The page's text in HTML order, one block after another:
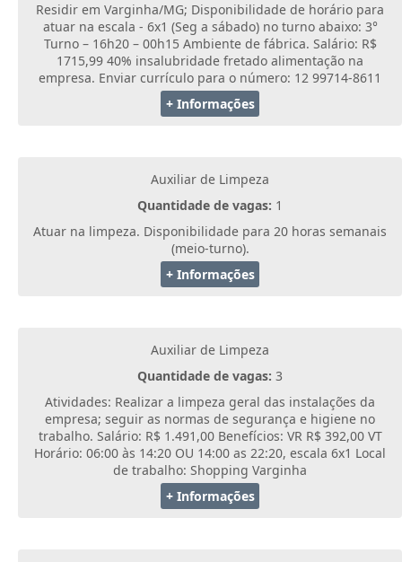
Residir em Varginha/MG; Disponibilidade de horário para
atuar na escala - 6x1 (Seg a sábado) no turno abaixo: 3°
Turno – 16h20 – 00h15 Ambiente de fábrica. Salário: R$
1715,99 40% insalubridade fretado alimentação na
empresa. Enviar currículo para o número: 12 99714-8611
+ Informações
Auxiliar de Limpeza
Quantidade de vagas: 1
Atuar na limpeza. Disponibilidade para 20 horas semanais
(meio-turno).
+ Informações
Auxiliar de Limpeza
Quantidade de vagas: 3
Atividades: Realizar a limpeza geral das instalações da
empresa; seguir as normas de segurança e higiene no
trabalho. Salário: R$ 1.491,00 Benefícios: VR R$ 392,00 VT
Horário: 06:00 às 14:20 OU 14:00 as 22:20, escala 6x1 Local
de trabalho: Shopping Varginha
+ Informações